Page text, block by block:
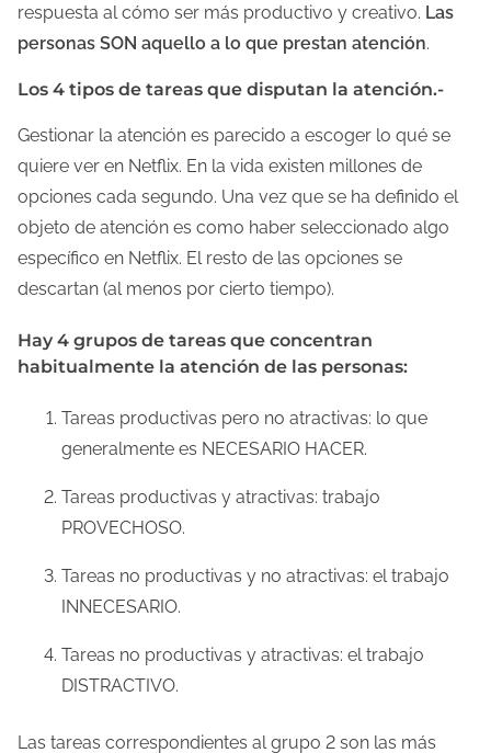
respuesta al cómo ser más productivo y creativo. Las
personas SON aquello a lo que prestan atención.
Los 4 tipos de tareas que disputan la atención.-
Gestionar la atención es parecido a escoger lo qué se
quiere ver en Netflix. En la vida existen millones de
opciones cada segundo. Una vez que se ha definido el
objeto de atención es como haber seleccionado algo
específico en Netflix. El resto de las opciones se
descartan (al menos por cierto tiempo).
Hay 4 grupos de tareas que concentran
habitualmente la atención de las personas:
Tareas productivas pero no atractivas: lo que
generalmente es NECESARIO HACER.
Tareas productivas y atractivas: trabajo
PROVECHOSO.
Tareas no productivas y no atractivas: el trabajo
INNECESARIO.
Tareas no productivas y atractivas: el trabajo
DISTRACTIVO.
Las tareas correspondientes al grupo 2 son las más